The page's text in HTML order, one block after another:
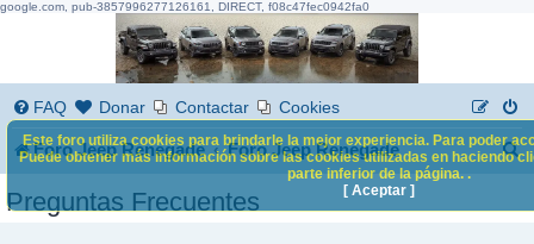
google.com, pub-3857996277126161, DIRECT, f08c47fec0942fa0
FAQ Donar Contactar Cookies
Foro Jeep Renegade Foro Jeep Renegade
B
s
Preguntas Frecuentes
Este foro utiliza cookies para brindarle la mejor experiencia. Para poder
Puede obtener más información sobre las cookies utilizadas en haciendo
parte inferior de la página. .
[ Aceptar ]